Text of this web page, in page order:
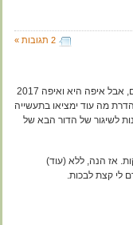
2 תגובות »
היא לא הייתה גרועה בשום צורה, ויצאו בה לא מעט משחקים מוצלחים, אבל איפה היא ואיפה 2017
מה עוד ימציאו בתעשייה
לשיגור של הדור הבא של
אז הנה, ללא (עוד)
לי קצת לבכות.